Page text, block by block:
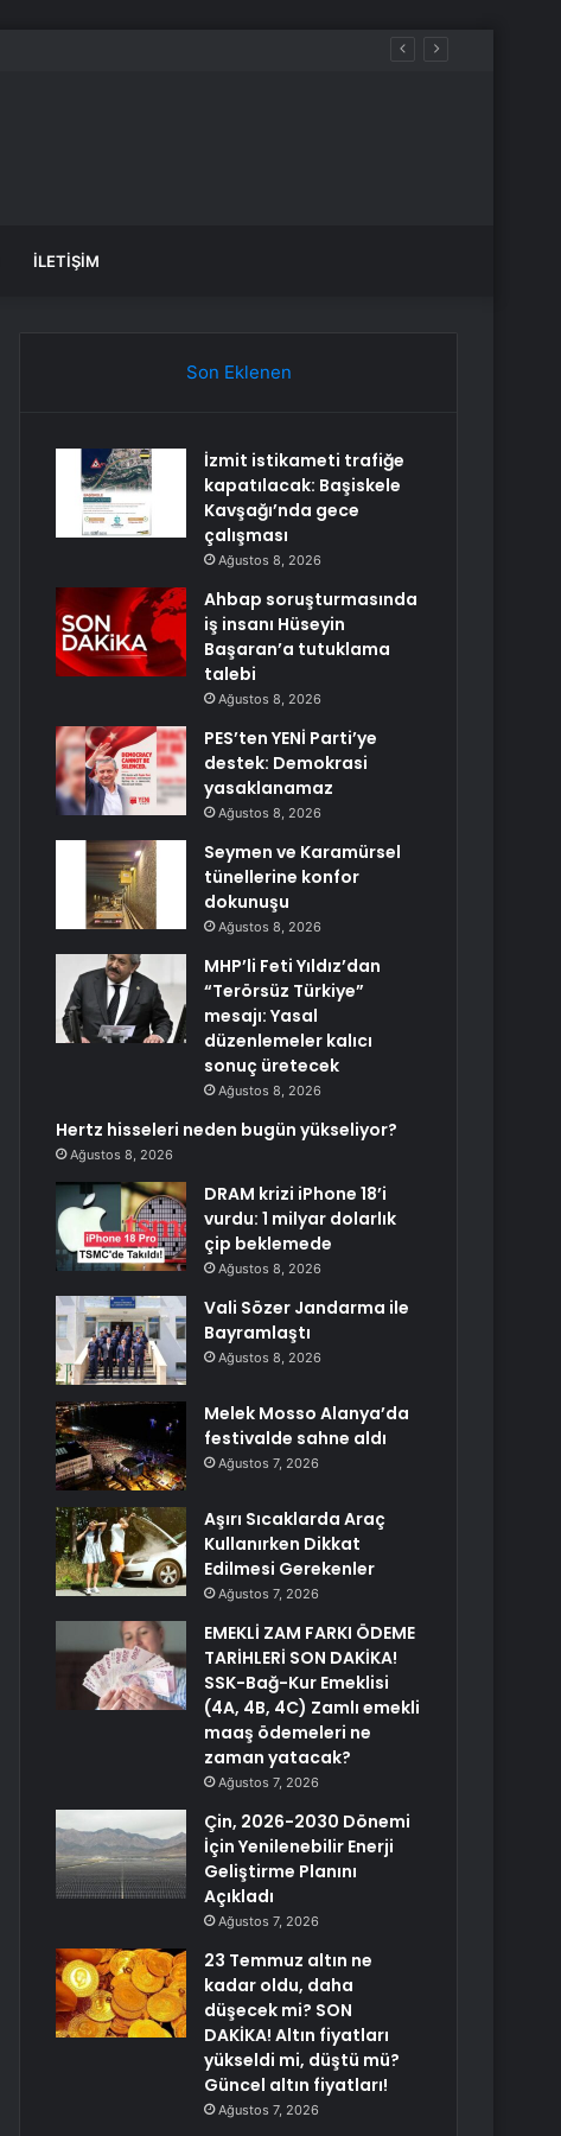
İLETIŞIM
Son Eklenen
İzmit istikameti trafiğe
kapatılacak: Başiskele
Kavşağı’nda gece
çalışması
Ağustos 8, 2026
Ahbap soruşturmasında
iş insanı Hüseyin
Başaran’a tutuklama
talebi
Ağustos 8, 2026
PES’ten YENİ Parti’ye
destek: Demokrasi
yasaklanamaz
Ağustos 8, 2026
Seymen ve Karamürsel
tünellerine konfor
dokunuşu
Ağustos 8, 2026
MHP’li Feti Yıldız’dan
“Terörsüz Türkiye”
mesajı: Yasal
düzenlemeler kalıcı
sonuç üretecek
Ağustos 8, 2026
Hertz hisseleri neden bugün yükseliyor?
Ağustos 8, 2026
DRAM krizi iPhone 18’i
vurdu: 1 milyar dolarlık
çip beklemede
Ağustos 8, 2026
Vali Sözer Jandarma ile
Bayramlaştı
Ağustos 8, 2026
Melek Mosso Alanya’da
festivalde sahne aldı
Ağustos 7, 2026
Aşırı Sıcaklarda Araç
Kullanırken Dikkat
Edilmesi Gerekenler
Ağustos 7, 2026
EMEKLİ ZAM FARKI ÖDEME
TARİHLERİ SON DAKİKA!
SSK-Bağ-Kur Emeklisi
(4A, 4B, 4C) Zamlı emekli
maaş ödemeleri ne
zaman yatacak?
Ağustos 7, 2026
Çin, 2026-2030 Dönemi
İçin Yenilenebilir Enerji
Geliştirme Planını
Açıkladı
Ağustos 7, 2026
23 Temmuz altın ne
kadar oldu, daha
düşecek mi? SON
DAKİKA! Altın fiyatları
yükseldi mi, düştü mü?
Güncel altın fiyatları!
Ağustos 7, 2026